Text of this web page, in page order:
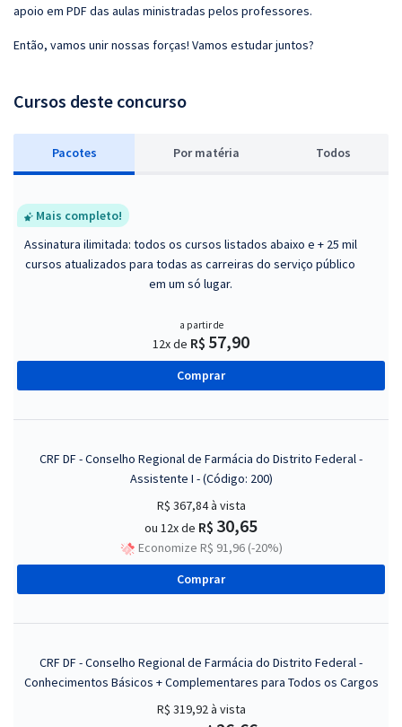
apoio em PDF das aulas ministradas pelos professores.
Então, vamos unir nossas forças! Vamos estudar juntos?
Cursos deste concurso
Pacotes Por matéria Todos
Mais completo!
Assinatura ilimitada: todos os cursos listados abaixo e + 25 mil
cursos atualizados para todas as carreiras do serviço público
em um só lugar.
a partir de
12x de R$ 57,90
Comprar
CRF DF - Conselho Regional de Farmácia do Distrito Federal -
Assistente I - (Código: 200)
R$ 367,84à vista
ou 12x de R$ 30,65
Economize R$ 91,96 (-20%)
Comprar
CRF DF - Conselho Regional de Farmácia do Distrito Federal -
Conhecimentos Básicos + Complementares para Todos os Cargos
R$ 319,92à vista